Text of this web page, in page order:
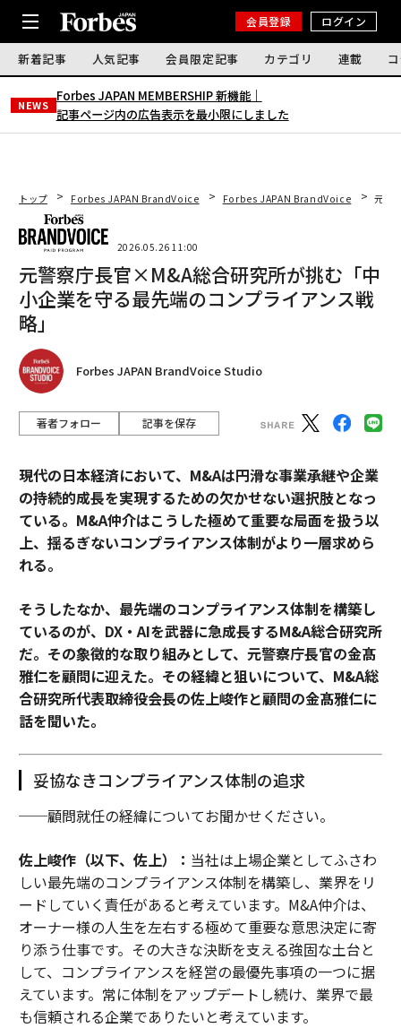
会員登録 ログイン
新着記事 人気記事 会員限定記事 カテゴリ 連載
NEWS
Forbes JAPAN MEMBERSHIP 新機能｜
記事ページ内の広告表示を最小限にしました
トップ Forbes JAPAN BrandVoice Forbes JAPAN BrandVoice 元警
2026.05.26 11:00
元警察庁長官×M&A総合研究所が挑む「中
小企業を守る最先端のコンプライアンス戦
略」
Forbes JAPAN BrandVoice Studio
著者フォロー 記事を保存
現代の日本経済において、M&Aは円滑な事業承継や企業
の持続的成長を実現するための欠かせない選択肢となっ
ている。M&A仲介はこうした極めて重要な局面を扱う以
上、揺るぎないコンプライアンス体制がより一層求めら
れる。
そうしたなか、最先端のコンプライアンス体制を構築し
ているのが、DX・AIを武器に急成長するM&A総合研究所
だ。その象徴的な取り組みとして、元警察庁長官の金髙
雅仁を顧問に迎えた。その経緯と狙いについて、M&A総
合研究所代表取締役会長の佐上峻作と顧問の金髙雅仁に
話を聞いた。
妥協なきコンプライアンス体制の追求
──顧問就任の経緯についてお聞かせください。
佐上峻作（以下、佐上）： 当社は上場企業としてふさわ
しい最先端のコンプライアンス体制を構築し、業界をリ
ードしていく責任があると考えています。M&A仲介は、
オーナー様の人生を左右する極めて重要な意思決定に寄
り添う仕事です。その大きな決断を支える強固な土台と
して、コンプライアンスを経営の最優先事項の一つに据
えています。常に体制をアップデートし続け、業界で最
も信頼される企業でありたいと考えています。